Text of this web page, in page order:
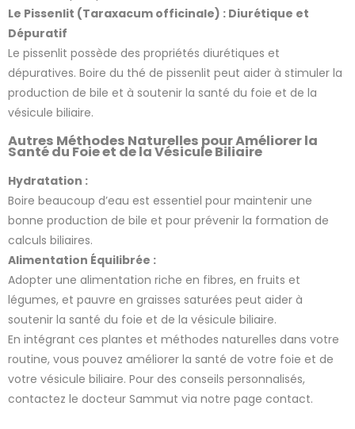
Le Pissenlit (Taraxacum officinale) : Diurétique et
Dépuratif
Le pissenlit possède des propriétés diurétiques et
dépuratives. Boire du thé de pissenlit peut aider à stimuler la
production de bile et à soutenir la santé du foie et de la
vésicule biliaire.
Autres Méthodes Naturelles pour Améliorer la
Santé du Foie et de la Vésicule Biliaire
Hydratation :
Boire beaucoup d’eau est essentiel pour maintenir une
bonne production de bile et pour prévenir la formation de
calculs biliaires.
Alimentation Équilibrée :
Adopter une alimentation riche en fibres, en fruits et
légumes, et pauvre en graisses saturées peut aider à
soutenir la santé du foie et de la vésicule biliaire.
En intégrant ces plantes et méthodes naturelles dans votre
routine, vous pouvez améliorer la santé de votre foie et de
votre vésicule biliaire. Pour des conseils personnalisés,
contactez le docteur Sammut via notre page contact.
7 avis